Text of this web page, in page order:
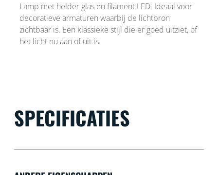
Lamp met helder glas en filament LED. Ideaal voor
decoratieve armaturen waarbij de lichtbron
zichtbaar is. Een klassieke stijl die er goed uitziet, of
het licht nu aan of uit is.
SPECIFICATIES